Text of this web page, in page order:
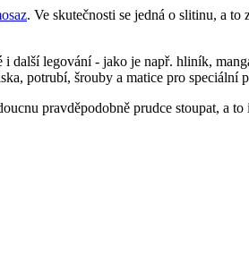
. Ve skutečnosti se jedná o slitinu, a to
i další legování - jako je např. hliník,
potrubí, šrouby a matice pro speciální
pravděpodobně prudce stoupat, a